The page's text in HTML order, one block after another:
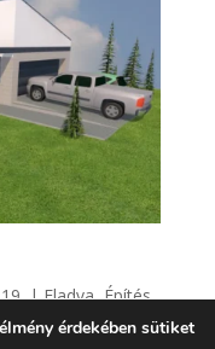
|Eladva,Építés
érdekében sütiket